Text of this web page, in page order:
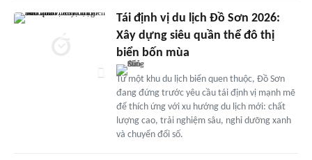
Tái định vị du lịch Đồ Sơn 2026:
Xây dựng siêu quần thể đô thị
biển bốn mùa
Từ một khu du lịch biển quen thuộc, Đồ Sơn
đang đứng trước yêu cầu tái định vị mạnh mẽ
để thích ứng với xu hướng du lịch mới: chất
lượng cao, trải nghiệm sâu, nghỉ dưỡng xanh
và chuyển đổi số.